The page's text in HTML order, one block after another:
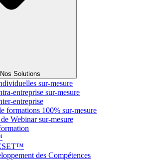
Solutions
sur-mesure
entreprise sur-mesure
entreprise
formations 100% sur-mesure
Webinar sur-mesure
des Compétences